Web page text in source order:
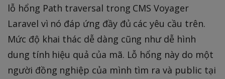
lỗ hổng Path traversal trong CMS Voyager
Laravel vì nó đáp ứng đầy đủ các yêu cầu trên.
Mức độ khai thác dễ dàng cũng như dễ hình
dung tính hiệu quả của mã. Lỗ hổng này do một
người đồng nghiệp của mình tìm ra và public tại